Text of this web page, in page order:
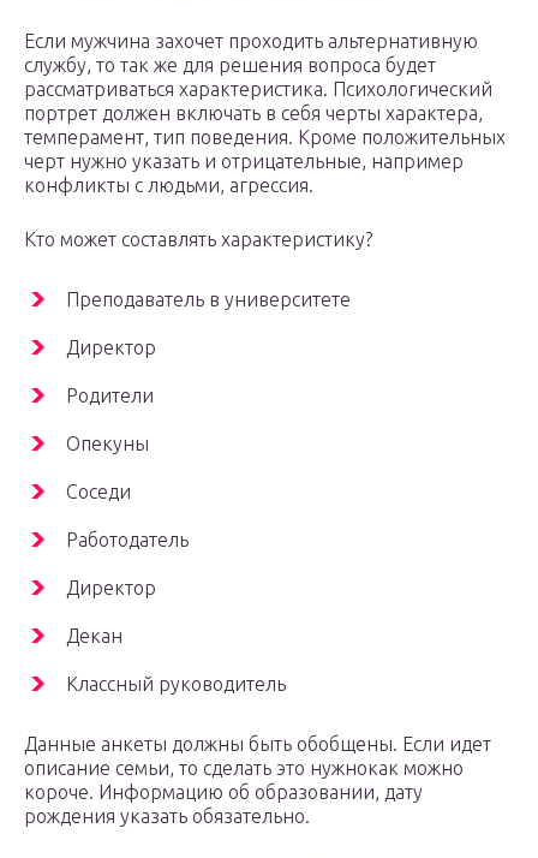
Если мужчина захочет проходить альтернативную
службу, то так же для решения вопроса будет
рассматриваться характеристика. Психологический
портрет должен включать в себя черты характера,
темперамент, тип поведения. Кроме положительных
черт нужно указать и отрицательные, например
конфликты с людьми, агрессия.
Кто может составлять характеристику?
Преподаватель в университете
Директор
Родители
Опекуны
Соседи
Работодатель
Директор
Декан
Классный руководитель
Данные анкеты должны быть обобщены. Если идет
описание семьи, то сделать это нужнокак можно
короче. Информацию об образовании, дату
рождения указать обязательно.